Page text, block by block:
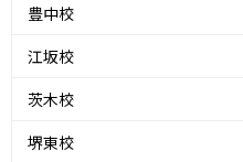
豊中校
江坂校
茨木校
堺東校